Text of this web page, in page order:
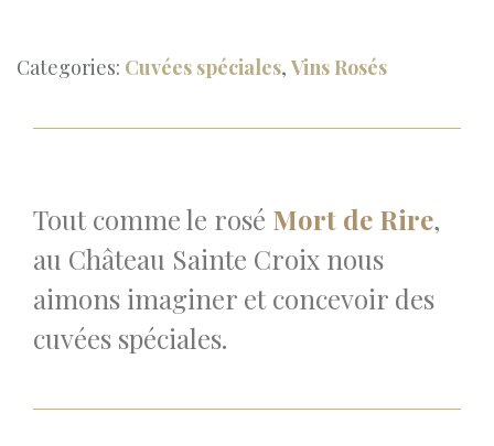
Categories: Cuvées spéciales, Vins Rosés
Tout comme le rosé Mort de Rire,
au Château Sainte Croix nous
aimons imaginer et concevoir des
cuvées spéciales.